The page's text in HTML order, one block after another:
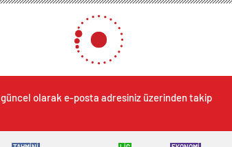
güncel olarak e-posta adresiniz üzerinden takip